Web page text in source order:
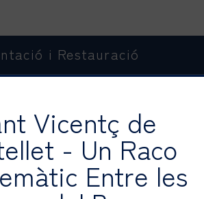
i Restauració
Vicentç de
- Un Raco
Entre les